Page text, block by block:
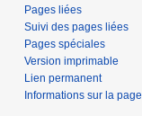
Pages liées
Suivi des pages liées
Pages spéciales
Version imprimable
Lien permanent
Informations sur la page